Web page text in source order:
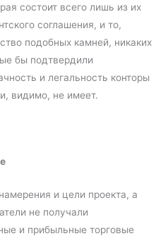
состоит всего лишь из их
соглашения, и то,
подобных камней, никаких
бы подтвердили
и легальность конторы
и, видимо, не имеет.
и цели проекта, а
не получали
и прибыльные торговые